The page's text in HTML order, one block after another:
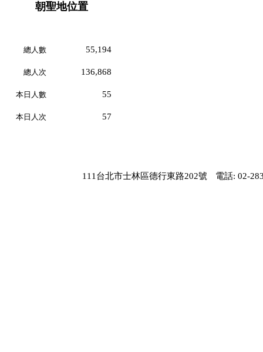
朝聖地位置
總人數 55,194
總人次 136,868
本日人數 55
本日人次 57
111台北市士林區德行東路202號 電話: 02-